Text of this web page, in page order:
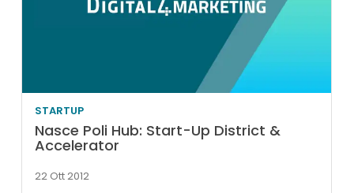
STARTUP
Nasce Poli Hub: Start-Up District &
Accelerator
22 Ott 2012